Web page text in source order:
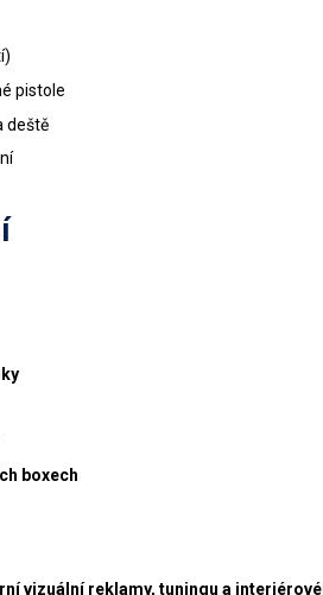
pistole
deště
boxech
vizuální reklamy, tuningu a